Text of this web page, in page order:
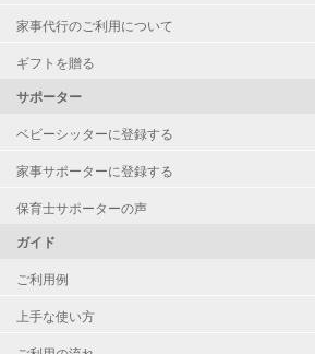
家事代行のご利用について
ギフトを贈る
サポーター
ベビーシッターに登録する
家事サポーターに登録する
保育士サポーターの声
ガイド
ご利用例
上手な使い方